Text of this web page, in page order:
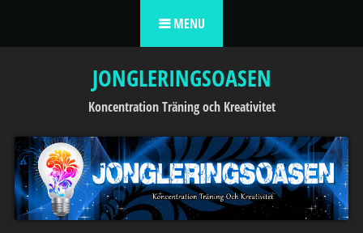
MENU
JONGLERINGSOASEN
Koncentration Träning och Kreativitet